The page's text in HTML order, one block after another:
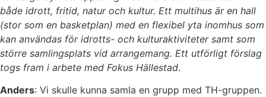
både idrott, fritid, natur och kultur. Ett multihus är en hall
(stor som en basketplan) med en flexibel yta inomhus som
kan användas för idrotts- och kulturaktiviteter samt som
större samlingsplats vid arrangemang. Ett utförligt förslag
togs fram i arbete med Fokus Hällestad.
Anders: Vi skulle kunna samla en grupp med TH-gruppen.